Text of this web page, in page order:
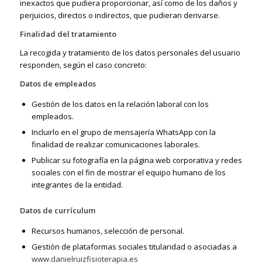
inexactos que pudiera proporcionar, así como de los daños y
perjuicios, directos o indirectos, que pudieran derivarse.
Finalidad del tratamiento
La recogida y tratamiento de los datos personales del usuario
responden, según el caso concreto:
Datos de empleados
Gestión de los datos en la relación laboral con los
empleados.
Incluirlo en el grupo de mensajería WhatsApp con la
finalidad de realizar comunicaciones laborales.
Publicar su fotografía en la página web corporativa y redes
sociales con el fin de mostrar el equipo humano de los
integrantes de la entidad.
Datos de currículum
Recursos humanos, selección de personal.
Gestión de plataformas sociales titularidad o asociadas a
www.danielruizfisioterapia.es